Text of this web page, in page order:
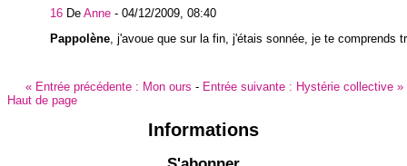
16 De Anne - 04/12/2009, 08:40
Pappolène , j'avoue que sur la fin, j'étais sonnée, je te comprends
« Entrée précédente : Mon ours - Entrée suivante : Hystérie collective »
Haut de page
Informations